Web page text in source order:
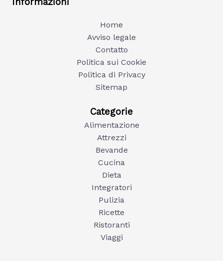
Home
Avviso legale
Contatto
Politica sui Cookie
Politica di Privacy
Sitemap
Categorie
Alimentazione
Attrezzi
Bevande
Cucina
Dieta
Integratori
Pulizia
Ricette
Ristoranti
Viaggi